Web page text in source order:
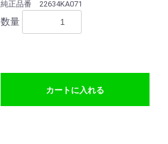
純正品番 22634KA071
数量
カートに入れる